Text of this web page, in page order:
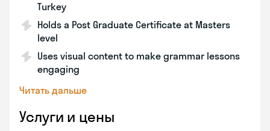
Turkey
Holds a Post Graduate Certificate at Masters
level
Uses visual content to make grammar lessons
engaging
Читать дальше
Услуги и цены